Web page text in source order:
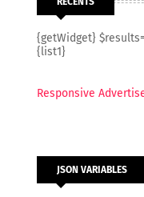
{getWidget}
{list1}
Responsive
JSON VARIABLES